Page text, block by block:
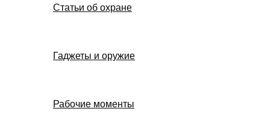
Статьи об охране
Гаджеты и оружие
Рабочие моменты